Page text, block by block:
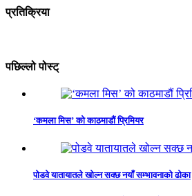
प्रतिक्रिया
पछिल्लो पोस्ट्
‘कमला मिस’ को काठमाडौं प्रिमियर
पोडवे यातायातले खोल्न सक्छ नयाँ सम्भावनाको ढोका